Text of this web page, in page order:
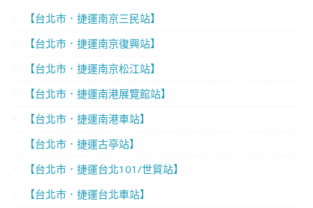
【台北市．捷運南京三民站】
【台北市．捷運南京復興站】
【台北市．捷運南京松江站】
【台北市．捷運南港展覽館站】
【台北市．捷運南港車站】
【台北市．捷運古亭站】
【台北市．捷運台北101/世貿站】
【台北市．捷運台北車站】